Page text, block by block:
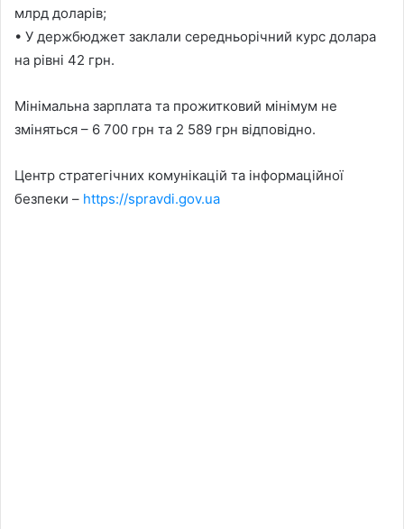
млрд доларів;
• У держбюджет заклали середньорічний курс долара
на рівні 42 грн.
Мінімальна зарплата та прожитковий мінімум не
зміняться – 6 700 грн та 2 589 грн відповідно.
Центр стратегічних комунікацій та інформаційної
безпеки – https://spravdi.gov.ua